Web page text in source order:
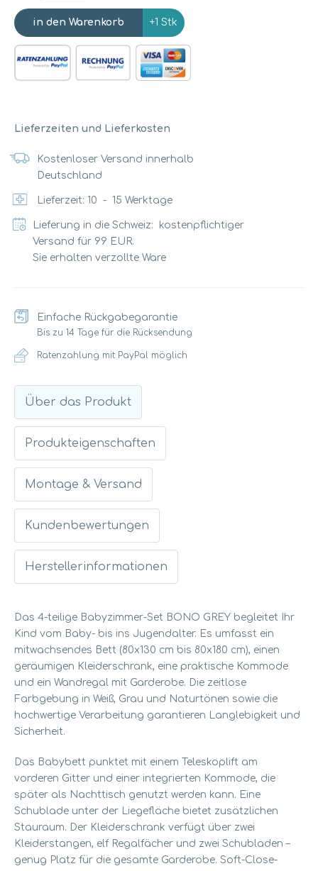
+1 Stk
Lieferzeiten und Lieferkosten
Kostenloser Versand innerhalb
Deutschland
Lieferzeit: 10 - 15 Werktage
Lieferung in die Schweiz: kostenpflichtiger
Versand für 99 EUR.
Sie erhalten verzollte Ware
Einfache Rückgabegarantie
Bis zu 14 Tage für die Rücksendung
Ratenzahlung mit PayPal möglich
Über das Produkt
Das 4-teilige Babyzimmer-Set BONO GREY begleitet Ihr
Kind vom Baby- bis ins Jugendalter. Es umfasst ein
mitwachsendes Bett (80x130 cm bis 80x180 cm), einen
geräumigen Kleiderschrank, eine praktische Kommode
und ein Wandregal mit Garderobe. Die zeitlose
Farbgebung in Weiß, Grau und Naturtönen sowie die
hochwertige Verarbeitung garantieren Langlebigkeit und
Sicherheit.
Das Babybett punktet mit einem Teleskoplift am
vorderen Gitter und einer integrierten Kommode, die
später als Nachttisch genutzt werden kann. Eine
Schublade unter der Liegefläche bietet zusätzlichen
Stauraum. Der Kleiderschrank verfügt über zwei
Kleiderstangen, elf Regalfächer und zwei Schubladen –
genug Platz für die gesamte Garderobe. Soft-Close-
Produkteigenschaften
Montage & Versand
Kundenbewertungen
Herstellerinformationen